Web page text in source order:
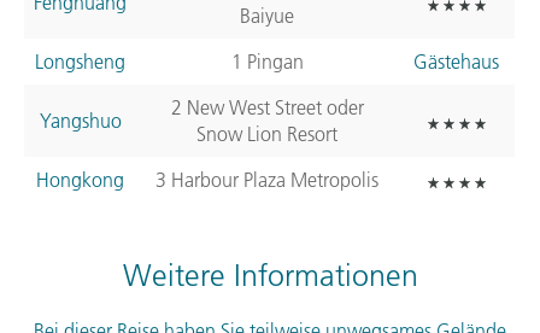
Baiyue
Longsheng
1 Pingan Gästehaus
Yangshuo
2 New West Street oder
Snow Lion Resort
Hongkong
3 Harbour Plaza Metropolis
Weitere Informationen